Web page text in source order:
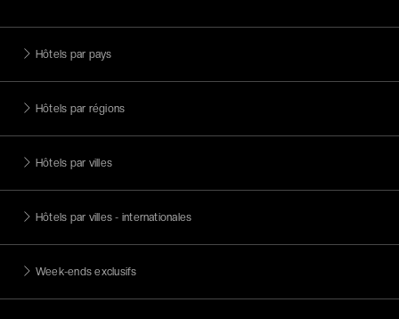
Hôtels par pays
Hôtels par régions
Hôtels par villes
Hôtels par villes - internationales
Week-ends exclusifs